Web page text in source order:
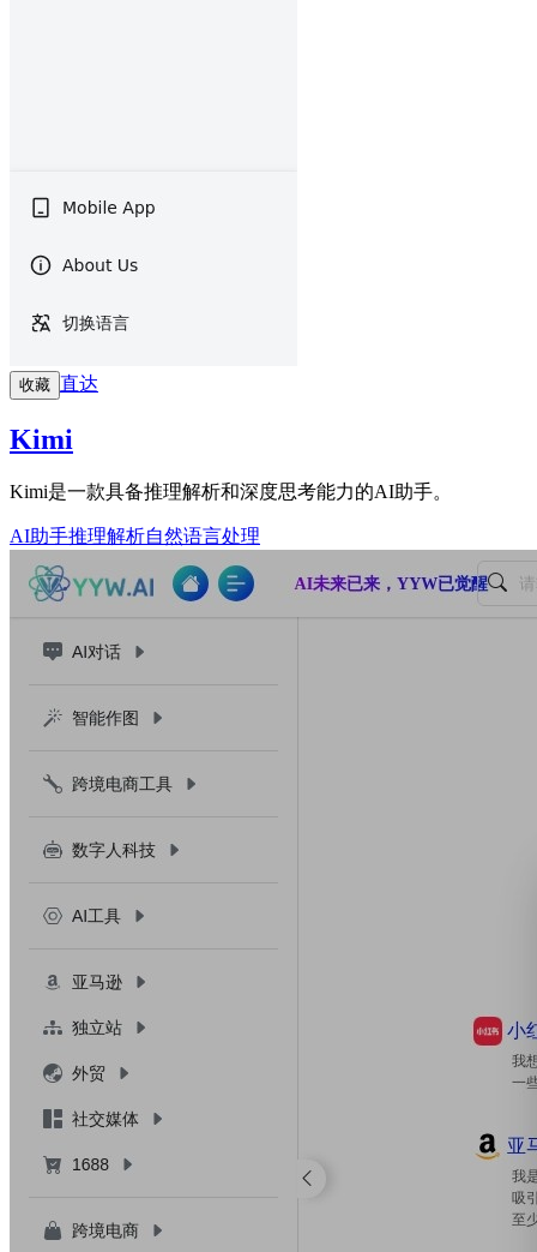
收藏 直达
Kimi
Kimi是一款具备推理解析和深度思考能力的AI助手。
AI助手推理解析自然语言处理